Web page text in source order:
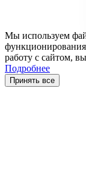
Мы используем
работу с сайтом,
Подробнее
Принять все